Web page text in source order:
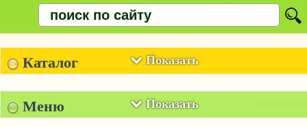
Показать
Каталог
Показать
Меню